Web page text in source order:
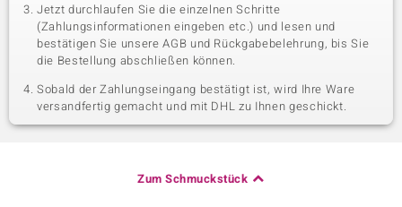
Jetzt durchlaufen Sie die einzelnen Schritte
(Zahlungsinformationen eingeben etc.) und lesen und
bestätigen Sie unsere AGB und Rückgabebelehrung, bis Sie
die Bestellung abschließen können.
Sobald der Zahlungseingang bestätigt ist, wird Ihre Ware
versandfertig gemacht und mit DHL zu Ihnen geschickt.
Zum Schmuckstück